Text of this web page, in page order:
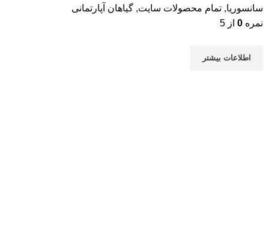
سانسوریا, تمام محصولات سایت, گیاهان آپارتمانی
نمره 0 از 5
اطلاعات بیشتر